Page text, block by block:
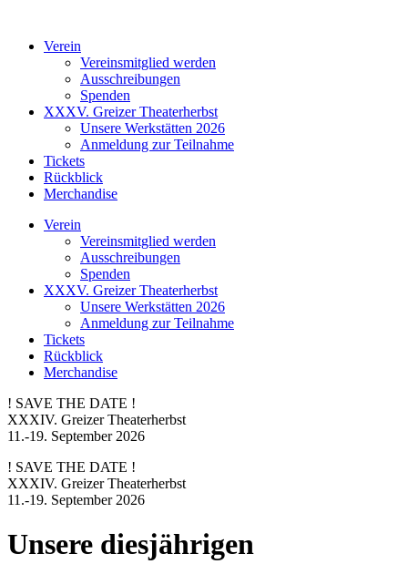
Verein
Vereinsmitglied werden
Ausschreibungen
Spenden
XXXV. Greizer Theaterherbst
Unsere Werkstätten 2026
Anmeldung zur Teilnahme
Tickets
Rückblick
Merchandise
Verein
Vereinsmitglied werden
Ausschreibungen
Spenden
XXXV. Greizer Theaterherbst
Unsere Werkstätten 2026
Anmeldung zur Teilnahme
Tickets
Rückblick
Merchandise
! SAVE THE DATE !
XXXIV. Greizer Theaterherbst
11.-19. September 2026
! SAVE THE DATE !
XXXIV. Greizer Theaterherbst
11.-19. September 2026
Unsere diesjährigen